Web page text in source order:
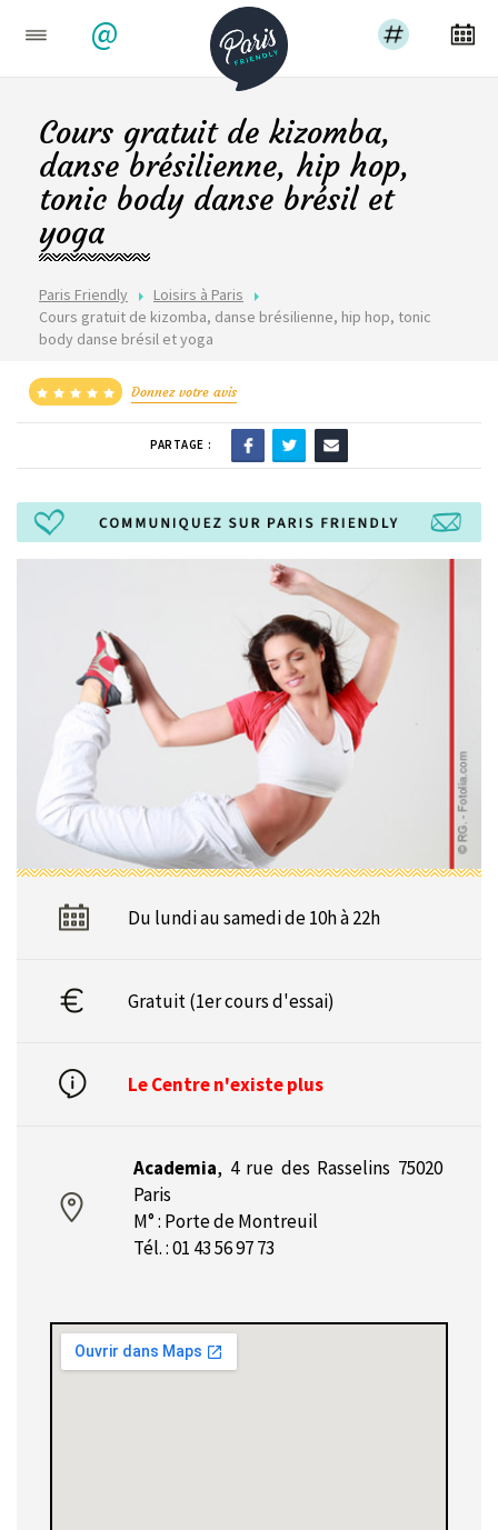
@
Paris Friendly
Loisirs à Paris
Cours gratuit de kizomba, danse brésilienne, hip hop, tonic
body danse brésil et yoga
Cours gratuit de kizomba,
danse brésilienne, hip hop,
tonic body danse brésil et
yoga
Donnez votre avis
PARTAGE :
Du lundi au samedi de 10h à 22h
Gratuit (1er cours d'essai)
Le Centre n'existe plus
Academia, 4 rue des Rasselins 75020
Paris
M° : Porte de Montreuil
Tél. : 01 43 56 97 73